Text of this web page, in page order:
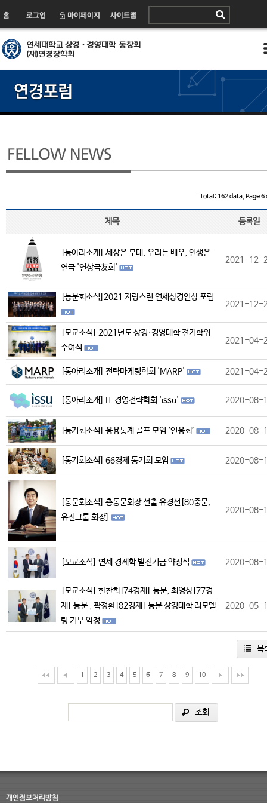
Total: 162 data, Page 6
제목 등록일
[동아리소개] 세상은 무대, 우리는 배우, 인생은
연극 '연상극友회'
2021-12-
[동문회소식]2021 자랑스런 연세상경인상 포럼
2021-12-
[모교소식] 2021년도 상경·경영대학 전기학위
수여식
2021-04-
[동아리소개] 전략마케팅학회 'MARP' 2021-04-
[동아리소개] IT 경영전략학회 'issu' 2020-08-
[동기회소식] 응용통계 골프 모임 ‘연응회’ 2020-08-
[동기회소식] 66경제 동기회 모임 2020-08-
[동문회소식] 총동문회장 선출 유경선[80중문,
유진그룹 회장]
2020-08-
[모교소식] 연세 경제학 발전기금 약정식 2020-08-
[모교소식] 한찬희[74경제] 동문, 최영상[77경
제] 동문 , 곽정환[82경제] 동문 상경대학 리모델
링 기부 약정
2020-05-
목
1 2 3 4 5 6 7 8 9 10
조회
개인정보처리방침